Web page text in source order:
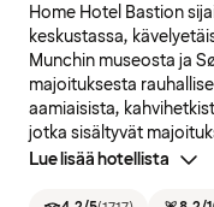
Home Hotel Bastion
keskustassa,
Munchin museosta ja
majoituksesta
aamiaisista,
jotka sisältyvät
Lue lisää hotellista